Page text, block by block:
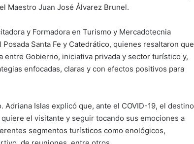
Maestro Juan José Álvarez Brunel.
y Formadora en Turismo y Mercadotecnia
Santa Fe y Catedrático, quienes resaltaron que
entre Gobierno, iniciativa privada y sector turístico y,
enfocadas, claras y con efectos positivos para
Islas explicó que, ante el COVID-19, el destino
el visitante y seguir tocando sus emociones a
segmentos turísticos como enológicos,